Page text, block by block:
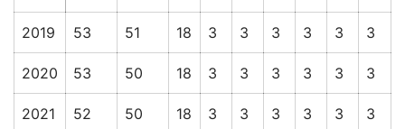
2019 53 51 18 3 3 3 3 3 3
2020 53 50 18 3 3 3 3 3 3
2021 52 50 18 3 3 3 3 3 3